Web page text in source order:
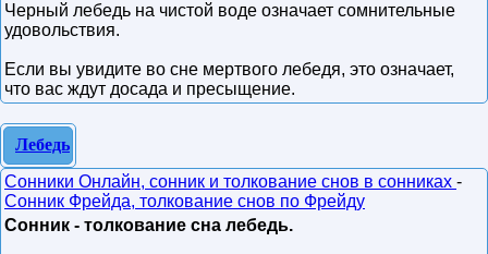
Черный лебедь на чистой воде означает сомнительные
удовольствия.
Если вы увидите во сне мертвого лебедя, это означает,
что вас ждут досада и пресыщение.
Лебедь
Сонники Онлайн, сонник и толкование снов в сонниках -
Сонник Фрейда, толкование снов по Фрейду
Сонник - толкование сна лебедь.